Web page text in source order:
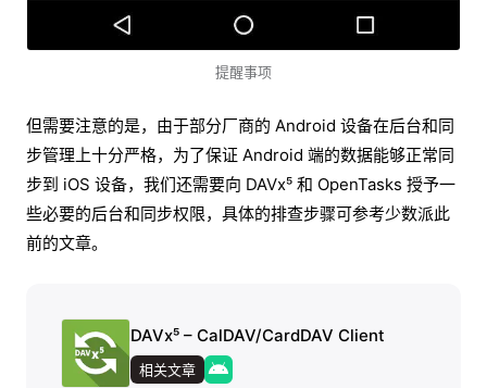
提醒事项
但需要注意的是，由于部分厂商的 Android 设备在后台和同
步管理上十分严格，为了保证 Android 端的数据能够正常同
步到 iOS 设备，我们还需要向 DAVx⁵ 和 OpenTasks 授予一
些必要的后台和同步权限，具体的排查步骤可参考少数派此
前的文章。
DAVx⁵ – CalDAV/CardDAV Client
相关文章